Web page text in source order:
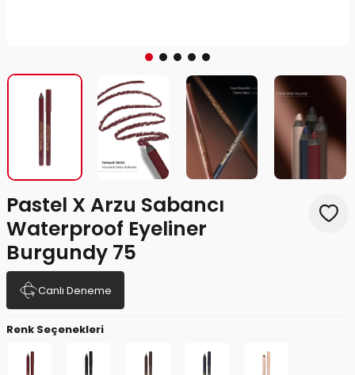
Pastel X Arzu Sabancı
Waterproof Eyeliner
Burgundy 75
Canlı Deneme
Renk Seçenekleri